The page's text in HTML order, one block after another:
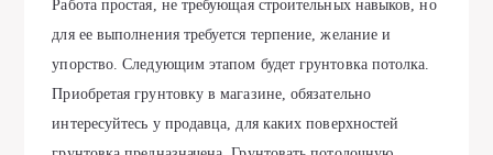
Работа простая, не требующая строительных навыков, но
для ее выполнения требуется терпение, желание и
упорство. Следующим этапом будет грунтовка потолка.
Приобретая грунтовку в магазине, обязательно
интересуйтесь у продавца, для каких поверхностей